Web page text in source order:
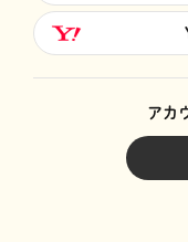
アカ